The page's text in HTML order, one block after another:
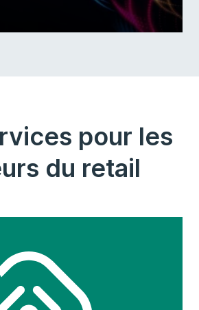
pour les
du retail